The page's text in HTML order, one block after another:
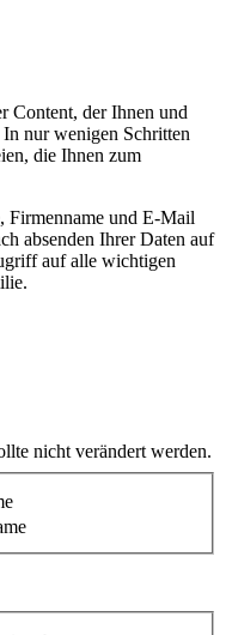
Content, der Ihnen und
nur wenigen Schritten
die Ihnen zum
Firmenname und E-Mail
absenden Ihrer Daten auf
auf alle wichtigen
nicht verändert werden.